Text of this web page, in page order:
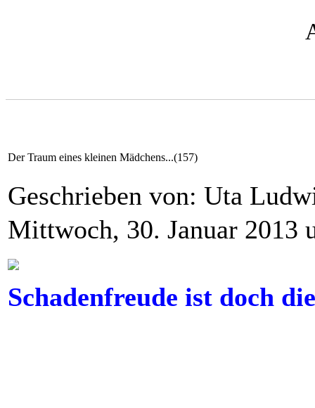
Der Traum eines kleinen Mädchens...(157)
Geschrieben von: Uta
Mittwoch, 30. Januar 2013
Schadenfreude ist doch